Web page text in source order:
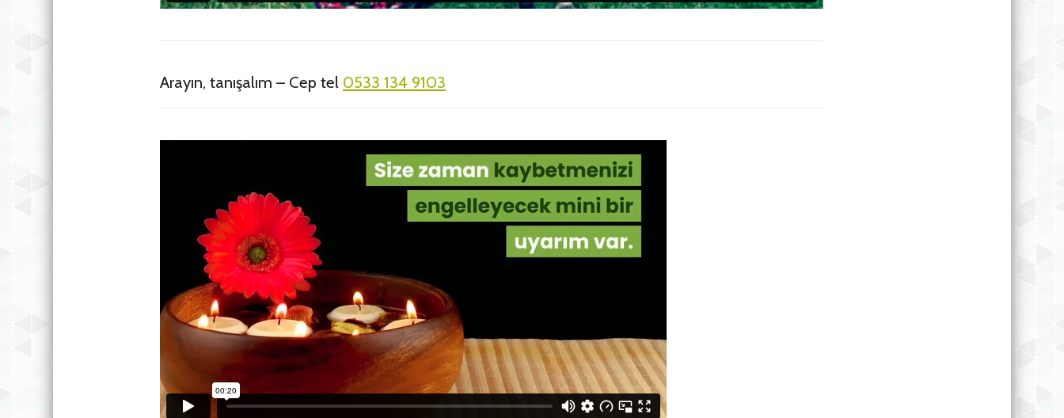
Arayın, tanışalım – Cep tel 0533 134 9103